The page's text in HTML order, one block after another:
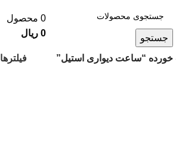
جستجو
0 محصول
0 ریال
“ساعت دیواری استیل” فیلترها